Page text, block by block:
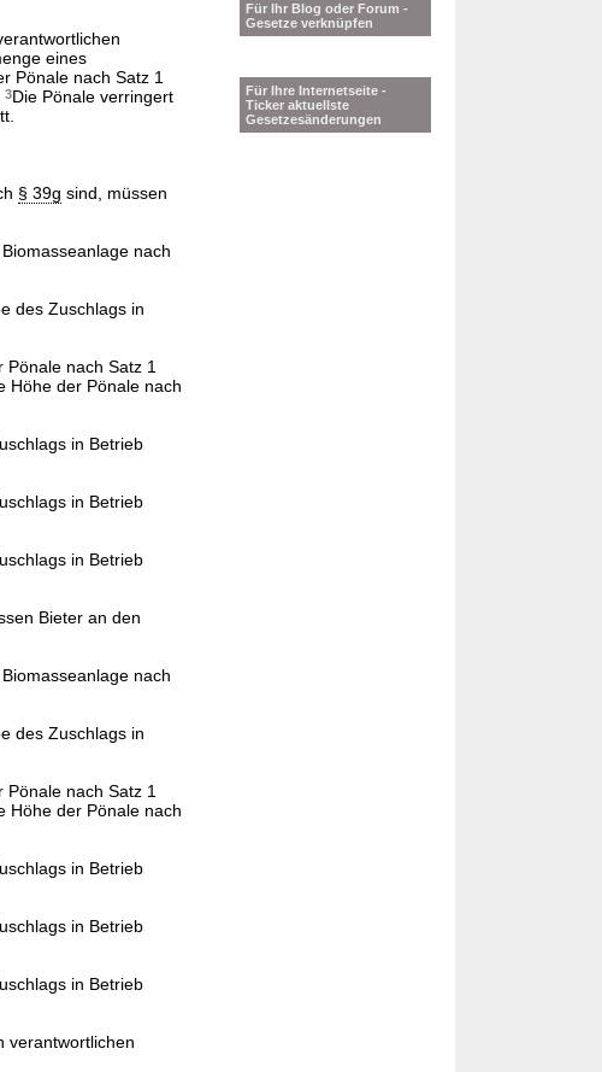
eines
Pönale nach Satz 1
3Die Pönale verringert
§ 39g sind, müssen
nach
des Zuschlags in
nach Satz 1
Höhe der Pönale nach
in Betrieb
in Betrieb
in Betrieb
Bieter an den
nach
des Zuschlags in
nach Satz 1
Höhe der Pönale nach
in Betrieb
in Betrieb
in Betrieb
verantwortlichen
Für Ihr Blog oder Forum -
Gesetze verknüpfen
Für Ihre Internetseite -
Ticker aktuellste
Gesetzesänderungen